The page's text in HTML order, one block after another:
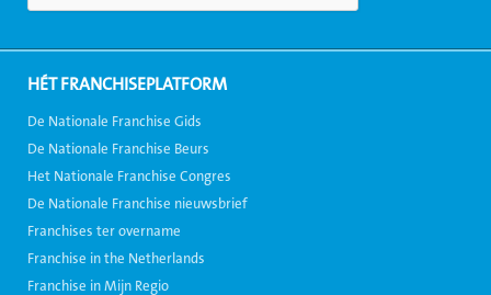
HÉT FRANCHISEPLATFORM
De Nationale Franchise Gids
De Nationale Franchise Beurs
Het Nationale Franchise Congres
De Nationale Franchise nieuwsbrief
Franchises ter overname
Franchise in the Netherlands
Franchise in Mijn Regio